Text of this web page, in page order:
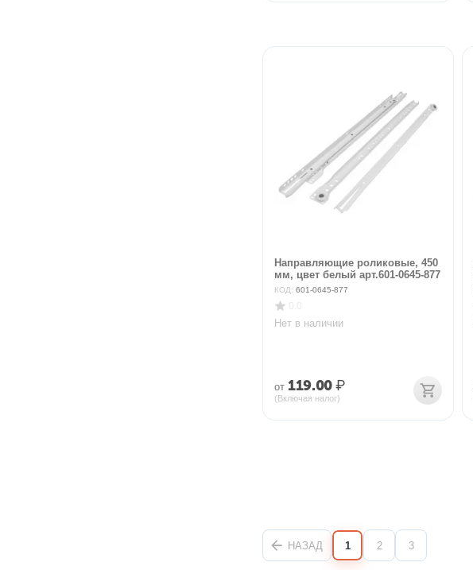
Направляющие роликовые, 450
мм, цвет белый арт.601-0645-877
КОД: 601-0645-877
Нет в наличии
от 119.00₽
(Включая налог)
НАЗАД 1 2 3